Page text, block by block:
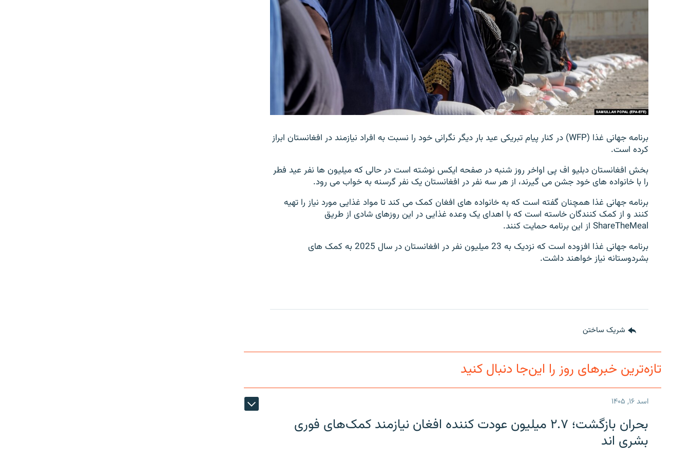
برنامه جهانی غذا (WFP) در کنار پیام تبریکی عید بار دیگر نگرانی خود را نسبت به افراد نیازمند در افغانستان ابراز
کرده است.
بخش افغانستان دبلیو اف پی اواخر روز شنبه در صفحه ایکس نوشته است در حالی که میلیون ها نفر عید فطر
را با خانواده های خود جشن می گیرند، از هر سه نفر در افغانستان یک نفر گرسنه به خواب می رود.
برنامه جهانی غذا همچنان گفته است که به خانواده های افغان کمک می کند تا مواد غذایی مورد نیاز را تهیه
کنند و از کمک کنندگان خاسته است که با اهدای یک وعده غذایی در این روزهای شادی از طریق
ShareTheMeal از این برنامه حمایت کنند.
برنامه جهانی غذا افزوده است که نزدیک به 23 میلیون نفر در افغانستان در سال 2025 به کمک های
بشردوستانه نیاز خواهند داشت.
شریک ساختن
تازه‌ترین خبرهای روز را این‌جا دنبال کنید
اسد ۱۶, ۱۴۰۵
بحران بازگشت؛ ۲.۷ میلیون عودت کننده افغان نیازمند کمک‌های فوری
بشری اند